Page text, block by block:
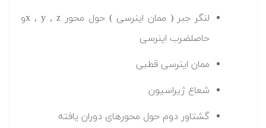
لنگر جبر ( ممان اینرسی ) حول محور x , y , zو
حاصلضرب اینرسی
ممان اینرسی قطبی
شعاع ژیراسیون
گشتاور دوم حول محورهای دوران یافته